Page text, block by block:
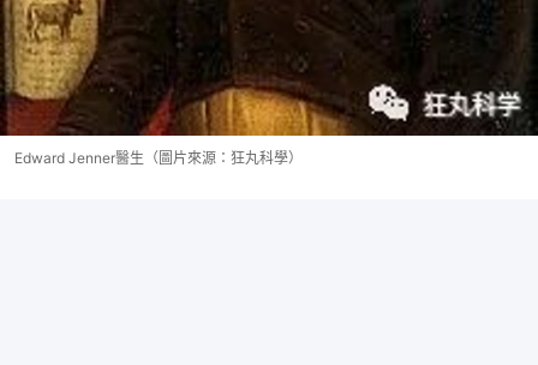
Edward Jenner醫生（圖片來源：狂丸科學）